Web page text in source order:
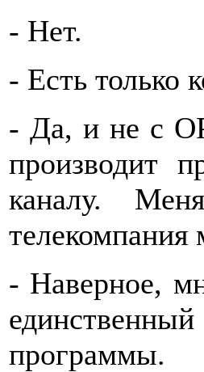
- Нет.
- Есть только
- Да, и не с
производит
каналу.
телекомпания
- Наверное,
программы.